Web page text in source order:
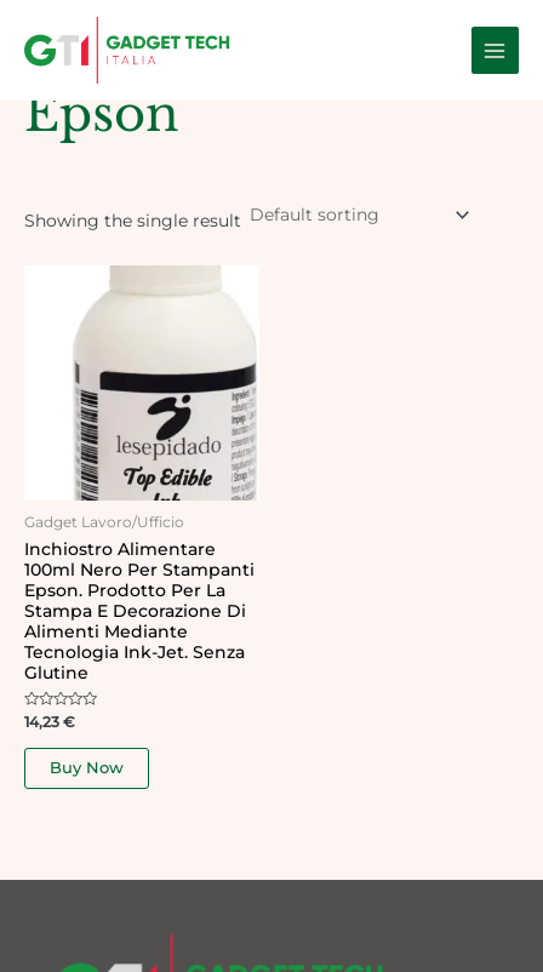
Main
Home / Products tagged “Epson”
Epson
Showing the single result
Gadget Lavoro/Ufficio
Inchiostro Alimentare
100ml Nero Per Stampanti
Epson. Prodotto Per La
Stampa E Decorazione Di
Alimenti Mediante
Tecnologia Ink-Jet. Senza
Glutine
Rated
out
14,23 €
Buy Now